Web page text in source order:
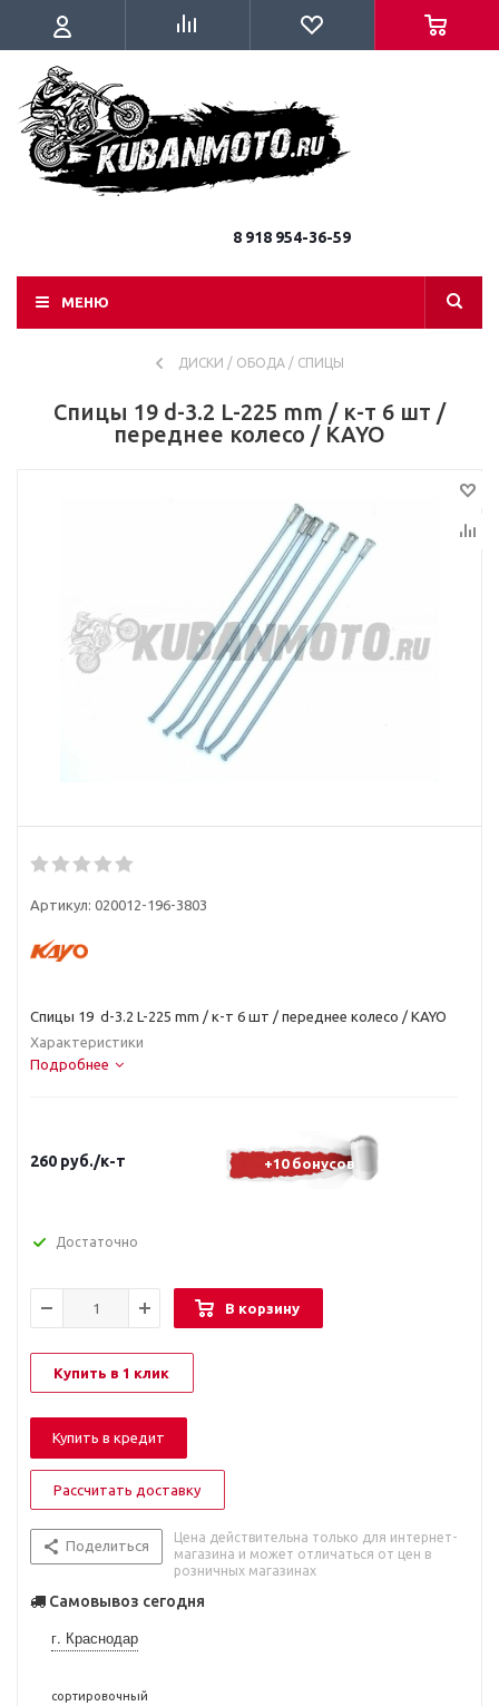
8 918 954-36-59
МЕНЮ
ДИСКИ / ОБОДА / СПИЦЫ
Спицы 19 d-3.2 L-225 mm / к-т 6 шт /
переднее колесо / KAYO
Артикул: 020012-196-3803
Спицы 19 d-3.2 L-225 mm / к-т 6 шт / переднее колесо / KAYO
Характеристики
Подробнее
260 руб./к-т +10 бонусов
Достаточно
В корзину
Купить в 1 клик
Купить в кредит
Рассчитать доставку
Поделиться
Цена действительна только для интернет-
магазина и может отличаться от цен в
розничных магазинах
Самовывоз сегодня
г. Краснодар
сортировочный